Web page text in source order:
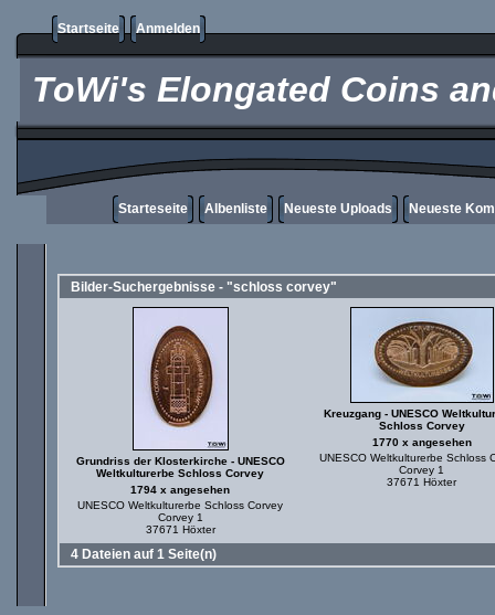
Startseite Anmelden
ToWi's Elongated Coins
Starteseite Albenliste Neueste Uploads Neueste
Bilder-Suchergebnisse - "schloss corvey"
Grundriss der Klosterkirche - UNESCO
Weltkulturerbe Schloss Corvey
1794 x angesehen
UNESCO Weltkulturerbe Schloss Corvey
Corvey 1
37671 Höxter
Kreuzgang - UNESCO
Schloss Corvey
1770 x angesehen
UNESCO Weltkulturerbe Schloss
Corvey 1
37671 Höxter
4 Dateien auf 1 Seite(n)